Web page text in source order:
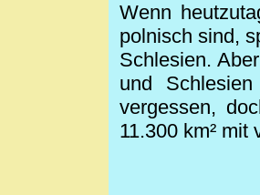
Wenn
polnisch sind,
Schlesien.
und
vergessen,
11.300 km²